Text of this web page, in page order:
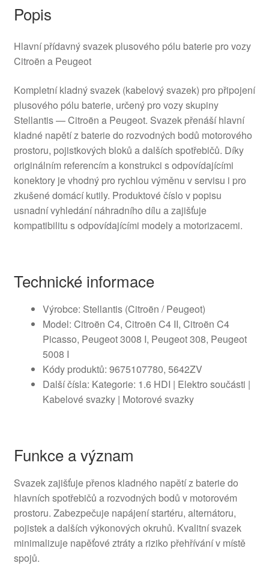
Popis
Hlavní přídavný svazek plusového pólu baterie pro vozy
Citroën a Peugeot
Kompletní kladný svazek (kabelový svazek) pro připojení
plusového pólu baterie, určený pro vozy skupiny
Stellantis — Citroën a Peugeot. Svazek přenáší hlavní
kladné napětí z baterie do rozvodných bodů motorového
prostoru, pojistkových bloků a dalších spotřebičů. Díky
originálním referencím a konstrukci s odpovídajícími
konektory je vhodný pro rychlou výměnu v servisu i pro
zkušené domácí kutily. Produktové číslo v popisu
usnadní vyhledání náhradního dílu a zajišťuje
kompatibilitu s odpovídajícími modely a motorizacemi.
Technické informace
Výrobce: Stellantis (Citroën / Peugeot)
Model: Citroën C4, Citroën C4 II, Citroën C4
Picasso, Peugeot 3008 I, Peugeot 308, Peugeot
5008 I
Kódy produktů: 9675107780, 5642ZV
Další čísla: Kategorie: 1.6 HDI | Elektro součásti |
Kabelové svazky | Motorové svazky
Funkce a význam
Svazek zajišťuje přenos kladného napětí z baterie do
hlavních spotřebičů a rozvodných bodů v motorovém
prostoru. Zabezpečuje napájení startéru, alternátoru,
pojistek a dalších výkonových okruhů. Kvalitní svazek
minimalizuje napěťové ztráty a riziko přehřívání v místě
spojů.